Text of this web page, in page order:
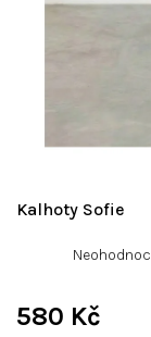
580 Kč
Kalhoty Sofie
hodnocení
je
0,0